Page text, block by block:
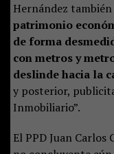
Hernández también
patrimonio
de forma
con metros y
deslinde hacia la
y posterior,
Inmobiliario”.
El PPD Juan